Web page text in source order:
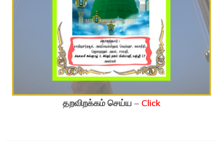
தறவிறக்கம் செய்ய – Click